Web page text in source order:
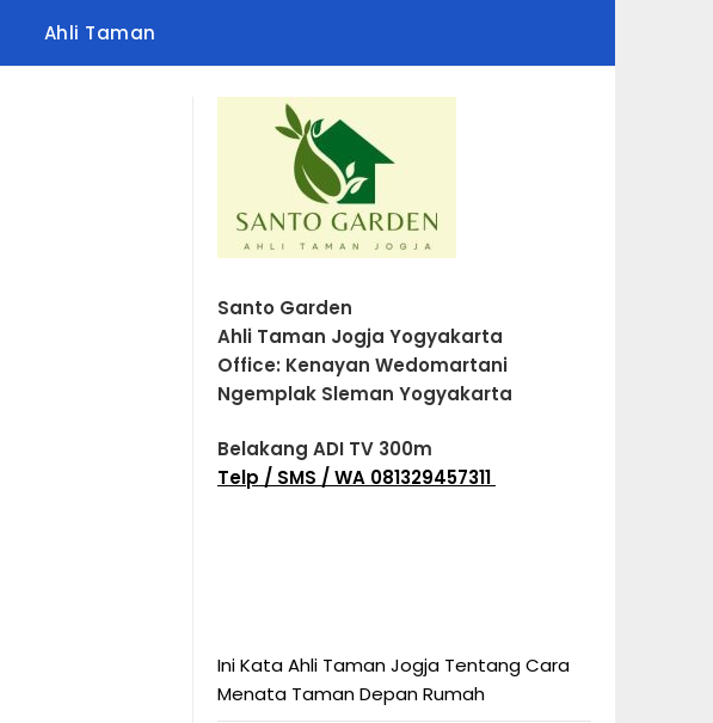
Ahli Taman
Santo Garden
Ahli Taman Jogja Yogyakarta
Office: Kenayan Wedomartani
Ngemplak Sleman Yogyakarta
Belakang ADI TV 300m
Telp / SMS / WA 081329457311
Ini Kata Ahli Taman Jogja Tentang Cara
Menata Taman Depan Rumah